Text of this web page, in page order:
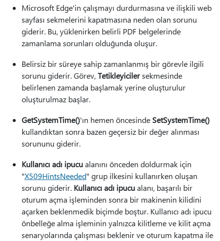
Microsoft Edge'in çalışmayı durdurmasına ve ilişkili web
sayfası sekmelerini kapatmasına neden olan sorunu
giderir. Bu, yüklenirken belirli PDF belgelerinde
zamanlama sorunları olduğunda oluşur.
Belirsiz bir süreye sahip zamanlanmış bir görevle ilgili
sorunu giderir. Görev,Tetikleyicilersekmesinde
belirlenen zamanda başlamak yerine oluşturulur
oluşturulmaz başlar.
GetSystemTime()'ın hemen öncesinde SetSystemTime()
kullandıktan sonra bazen geçersiz bir değer alınması
sorununu giderir.
Kullanıcı adı ipucualanını önceden doldurmak için
"X509HintsNeeded" grup ilkesini kullanırken oluşan
sorunu giderir. Kullanıcı adı ipucualanı, başarılı bir
oturum açma işleminden sonra bir makinenin kilidini
açarken beklenmedik biçimde boştur. Kullanıcı adı ipucu
önbelleğe alma işleminin yalnızca kilitleme ve kilit açma
senaryolarında çalışması beklenir ve oturum kapatma ile